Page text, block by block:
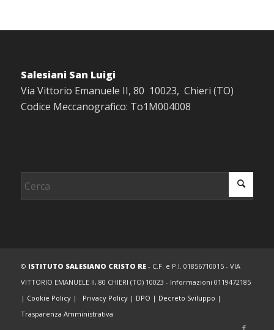
Salesiani San Luigi
Via Vittorio Emanuele II, 80 10023, Chieri (TO)
Codice Meccanografico: To1M004008
© ISTITUTO SALESIANO CRISTO RE- C.F. e P.I. 01856710015 - VIA
VITTORIO EMANUELE II, 80 CHIERI (TO) 10023 - Informazioni 0119472185
| Cookie Policy| Privacy Policy| DPO | Decreto Sviluppo |
Trasparenza Amministrativa